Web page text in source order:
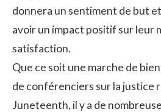
donnera un sentiment de but
avoir un impact positif sur leur
satisfaction.
Que ce soit une marche de
de conférenciers sur la justice
Juneteenth, il y a de